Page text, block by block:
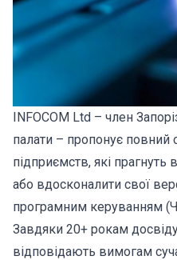
INFOCOM Ltd – член
палати – пропонує повний
підприємств, які прагнуть
або вдосконалити свої
програмним керуванням
Завдяки 20+ рокам
відповідають вимогам